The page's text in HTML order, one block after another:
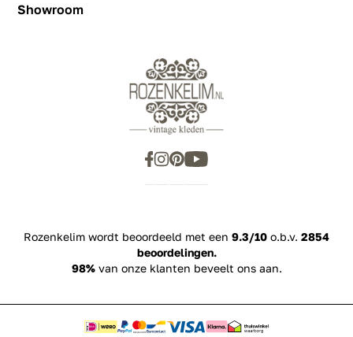
Showroom
Rozenkelim wordt beoordeeld met een 9.3/10 o.b.v. 2854
beoordelingen.
98%van onze klanten beveelt ons aan.